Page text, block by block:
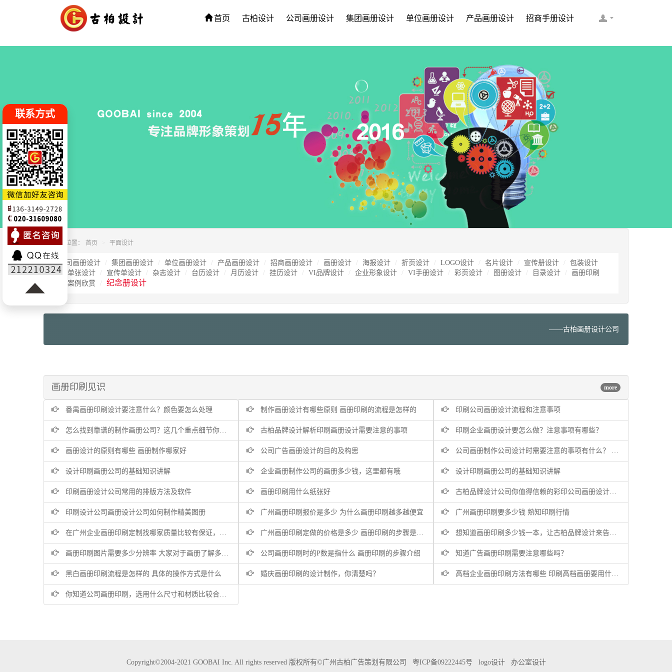
首页 古柏设计 公司画册设计 集团画册设计 单位画册设计 产品画册设计 招商手册设计
您的位置： 首页 平面设计
公司画册设计 集团画册设计 单位画册设计 产品画册设计 招商画册设计 画册设计 海报设计 折页设计 LOGO设计 名片设计 宣传册设计
包装设计
单张设计
宣传单设计 杂志设计 台历设计 月历设计 挂历设计 VI品牌设计 企业形象设计 VI手册设计 彩页设计 图册设计 目录设计
画册印刷
案例欣赏
纪念册设计
——古柏画册设计公司
画册印刷见识 more
番禺画册印刷设计要注意什么？颜色要怎么处理 制作画册设计有哪些原则 画册印刷的流程是怎样的 印刷公司画册设计流程和注意事项
怎么找到靠谱的制作画册公司？这几个重点细节你一定要留意 古柏品牌设计解析印刷画册设计需要注意的事项 印刷企业画册设计要怎么做？注意事项有哪些？
画册设计的原则有哪些 画册制作哪家好 公司广告画册设计的目的及构思 公司画册制作公司设计时需要注意的事项有什么？ 为你总结
设计印刷画册公司的基础知识讲解 企业画册制作公司的画册多少钱，这里都有哦 设计印刷画册公司的基础知识讲解
印刷画册设计公司常用的排版方法及软件 画册印刷用什么纸张好 古柏品牌设计公司你值得信赖的彩印公司画册设计公司
印刷设计公司画册设计公司如何制作精美图册 广州画册印刷报价是多少 为什么画册印刷越多越便宜 广州画册印刷要多少钱 熟知印刷行情
在广州企业画册印刷定制找哪家质量比较有保证，服务比较以客户为中心？ 广州画册印刷定做的价格是多少 画册印刷的步骤是怎么样的 想知道画册印刷多少钱一本，让古柏品牌设计来告诉你
画册印刷图片需要多少分辨率 大家对于画册了解多少呢 公司画册印刷时的P数是指什么 画册印刷的步骤介绍 知道广告画册印刷需要注意哪些吗？
黑白画册印刷流程是怎样的 具体的操作方式是什么 婚庆画册印刷的设计制作，你清楚吗？ 高档企业画册印刷方法有哪些 印刷高档画册要用什么纸张
你知道公司画册印刷，选用什么尺寸和材质比较合适？
Copyright©2004-2021 GOOBAI Inc. All rights reserved 版权所有©广州古柏广告策划有限公司 粤ICP备09222445号 logo设计 办公室设计
联系方式